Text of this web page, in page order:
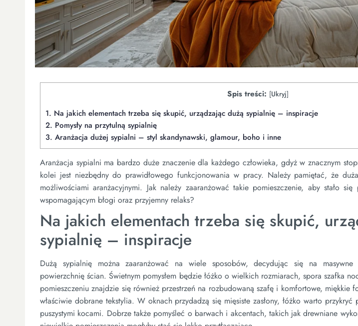
Spis treści: [Ukryj]
1. Na jakich elementach trzeba się skupić, urządzając dużą sypialnię – inspiracje
2. Pomysły na przytulną sypialnię
3. Aranżacja dużej sypialni – styl skandynawski, glamour, boho i inne
Aranżacja sypialni ma bardzo duże znaczenie dla każdego człowieka, gdyż w znacznym
kolei jest niezbędny do prawidłowego funkcjonowania w pracy. Należy pamiętać, że
możliwościami aranżacyjnymi. Jak należy zaaranżować takie pomieszczenie, aby stało
wspomagającym błogi oraz przyjemny relaks?
Na jakich elementach trzeba się skupić,
sypialnię – inspiracje
Dużą sypialnię można zaaranżować na wiele sposobów, decydując się na masywne
powierzchnię ścian. Świetnym pomysłem będzie łóżko o wielkich rozmiarach, spora szafka
pomieszczeniu znajdzie się również przestrzeń na rozbudowaną szafę i komfortowe, miękkie
właściwie dobrane tekstylia. W oknach przydadzą się mięsiste zasłony, łóżko warto
puszystymi kocami. Dobrze także pomyśleć o barwach i akcentach, takich jak drewniane